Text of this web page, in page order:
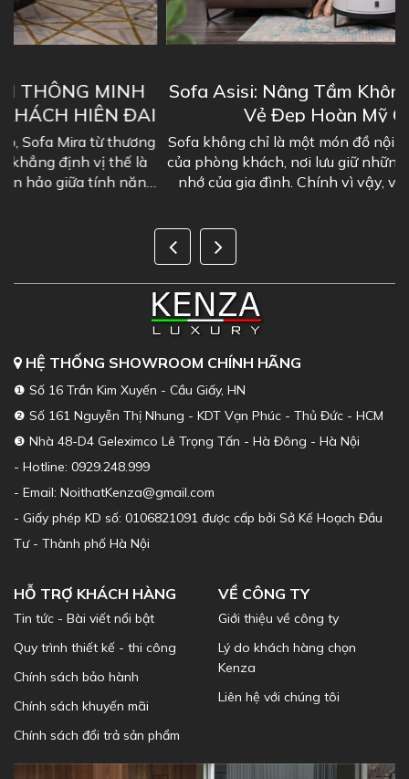
Sofa Asisi: Nâng Tầm Không Gian Sống Với
Vẻ Đẹp Hoàn Mỹ Chuẩn Ý
Sofa không chỉ là một món đồ nội thất, nó là "linh hồn"
của phòng khách, nơi lưu giữ những khoảnh khắc đáng
nhớ của gia đình. Chính vì vậy, việc lựa chọn một bộ
HỆ THỐNG SHOWROOM CHÍNH HÃNG
❶ Số 16 Trần Kim Xuyến - Cầu Giấy, HN
❷ Số 161 Nguyễn Thị Nhung - KDT Vạn Phúc - Thủ Đức - HCM
❸ Nhà 48-D4 Geleximco Lê Trọng Tấn - Hà Đông - Hà Nội
- Hotline: 0929.248.999
- Email: NoithatKenza@gmail.com
- Giấy phép KD số: 0106821091 được cấp bởi Sở Kế Hoạch Đầu
Tư - Thành phố Hà Nội
HỖ TRỢ KHÁCH HÀNG
Tin tức - Bài viết nổi bật
Quy trình thiết kế - thi công
Chính sách bảo hành
Chính sách khuyến mãi
Chính sách đổi trả sản phẩm
VỀ CÔNG TY
Giới thiệu về công ty
Lý do khách hàng chọn
Kenza
Liên hệ với chúng tôi